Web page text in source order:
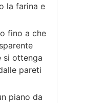
la farina e
fino a che
si ottenga
pareti
piano da